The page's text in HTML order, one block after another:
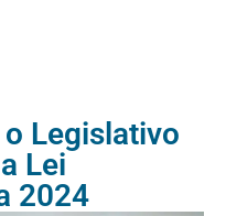
Legislativo
Lei
2024